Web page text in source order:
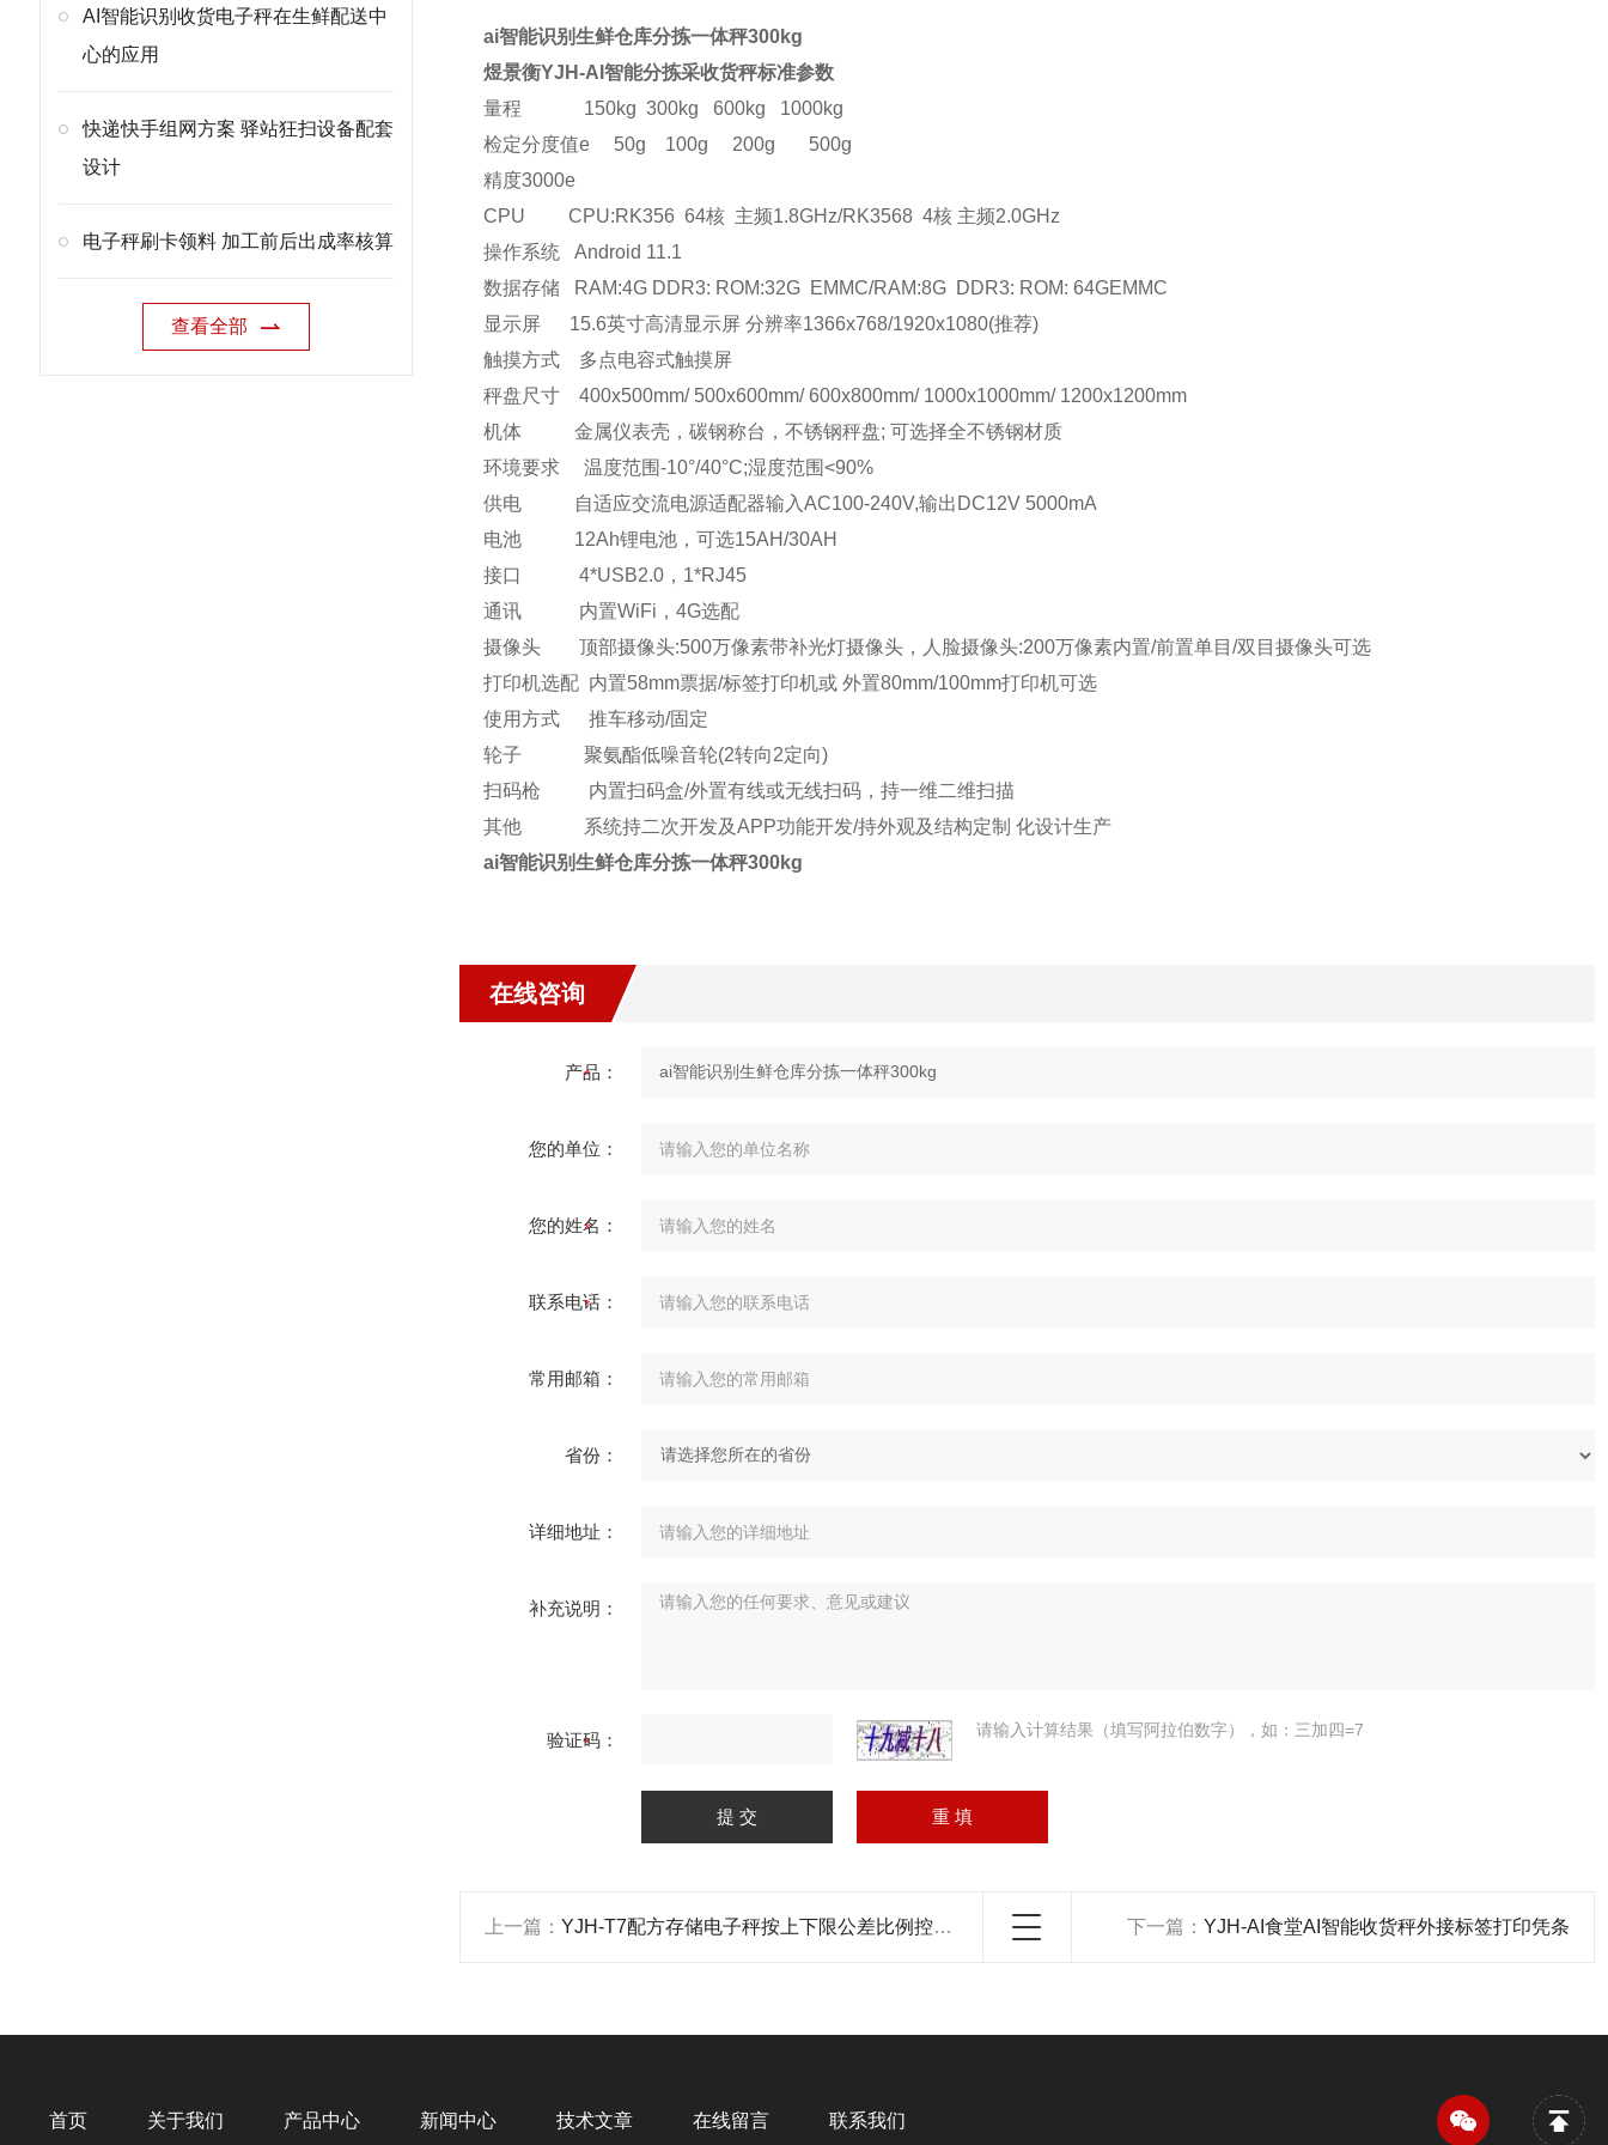
AI智能识别收货电子秤在生鲜配送中
心的应用
快递快手组网方案 驿站狂扫设备配套
设计
电子秤刷卡领料 加工前后出成率核算
查看全部
ai智能识别生鲜仓库分拣一体秤300kg
煜景衡YJH-AI 智能分拣采收货秤标准参数
量程
150kg 300kg 600kg 1000kg
检定分度值e 50g 100g 200g 500g
精度3000e
CPU CPU:RK356 64核 主频1.8GHz/RK3568 4核 主频2.0GHz
操作系统
Android 11.1
数据存储
RAM:4G DDR3: ROM:32G EMMC/RAM:8G DDR3: ROM: 64GEMMC
显示屏
15.6英寸高清显示屏 分辨率1366x768/1920x1080(推荐)
触摸方式
多点电容式触摸屏
秤盘尺寸
400x500mm/ 500x600mm/ 600x800mm/ 1000x1000mm/ 1200x1200mm
机体
金属仪表壳，碳钢称台，不锈钢秤盘; 可选择全不锈钢材质
环境要求
温度范围-10°/40°C;湿度范围<90%
供电
自适应交流电源适配器输入AC100-240V,输出 DC12V 5000mA
电池
12Ah锂电池，可选15AH/30AH
接口
4*USB2.0 ， 1*RJ45
通讯
内置WiFi ， 4G选配
摄像头
顶部摄像头:500万像素带补光灯摄像头，人脸摄像头:200万像素内置/前置单目 /双目摄像头可选
打印机选配 内置58mm票据/标签打印机或 外置80mm/100mm打印机可选
使用方式
推车移动/固定
轮子
聚氨酯低噪音轮(2转向2定向)
扫码枪
内置扫码盒/外置有线或无线扫码，持一维二维扫描
其他
系统持二次开发及APP功能开发/持外观及结构定制 化设计生产
ai智能识别生鲜仓库分拣一体秤300kg
在线咨询
产品：
您的单位：
您的姓名：
联系电话：
常用邮箱：
省份：
详细地址：
补充说明：
验证码： 请输入计算结果（填写阿拉伯数字），如：三加四=7
上一篇： YJH-T7配方存储电子秤按上下限公差比例控制配料秤 下一篇： YJH-AI食堂AI智能收货秤外接标签打印凭条
首页 关于我们 产品中心 新闻中心 技术文章 在线留言 联系我们